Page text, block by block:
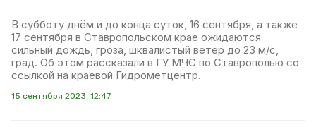
В субботу днём и до конца суток, 16 сентября, а также
17 сентября в Ставропольском крае ожидаются
сильный дождь, гроза, шквалистый ветер до 23 м/с,
град. Об этом рассказали в ГУ МЧС по Ставрополью со
ссылкой на краевой Гидрометцентр.
15 сентября 2023, 12:47